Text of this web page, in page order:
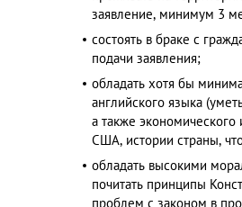
заявление, минимум 3
состоять в браке с
подачи заявления;
обладать хотя бы
английского языка
а также экономического
США, истории страны,
обладать высокими
почитать принципы
проблем с законом в